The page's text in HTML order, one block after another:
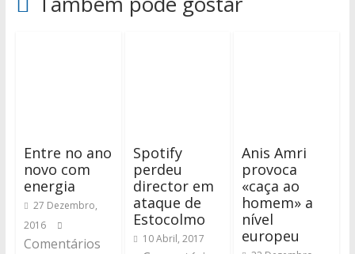
Entre no ano
novo com
energia
27 Dezembro,
2016
Comentários
Spotify
perdeu
director em
ataque de
Estocolmo
10 Abril, 2017
Anis Amri
provoca
«caça ao
homem» a
nível
europeu